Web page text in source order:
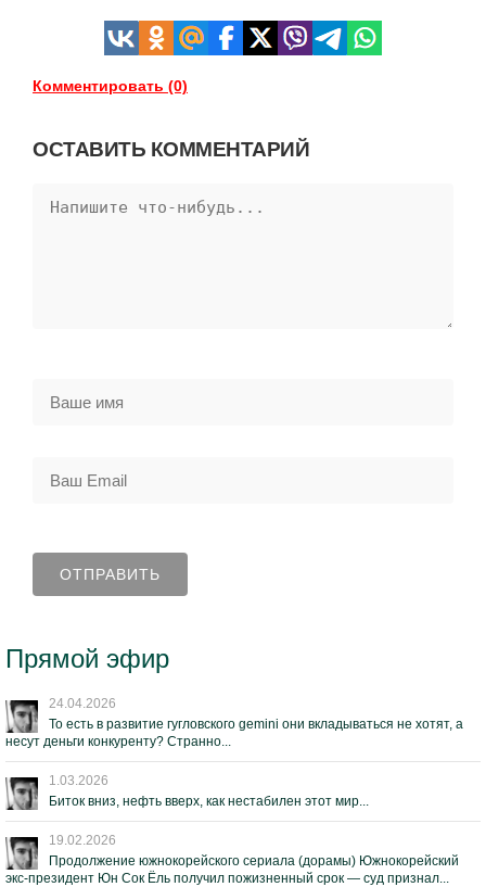
Комментировать (0)
ОСТАВИТЬ КОММЕНТАРИЙ
Прямой эфир
24.04.2026
То есть в развитие гугловского gemini они вкладываться не хотят, а
несут деньги конкуренту? Странно...
1.03.2026
Биток вниз, нефть вверх, как нестабилен этот мир...
19.02.2026
Продолжение южнокорейского сериала (дорамы) Южнокорейский
экс-президент Юн Сок Ёль получил пожизненный срок — суд признал...